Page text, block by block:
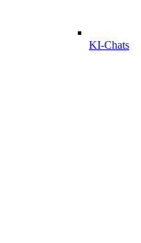
KI-Chats